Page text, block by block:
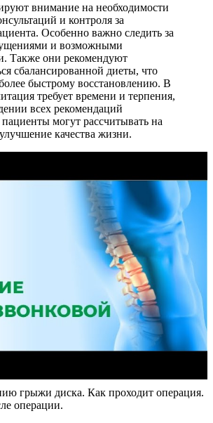
внимание на необходимости
и контроля за
Особенно важно следить за
и возможными
Также они рекомендуют
сбалансированной диеты, что
быстрому восстановлению. В
требует времени и терпения,
всех рекомендаций
могут рассчитывать на
качества жизни.
грыжи диска. Как проходит операция.
операции.